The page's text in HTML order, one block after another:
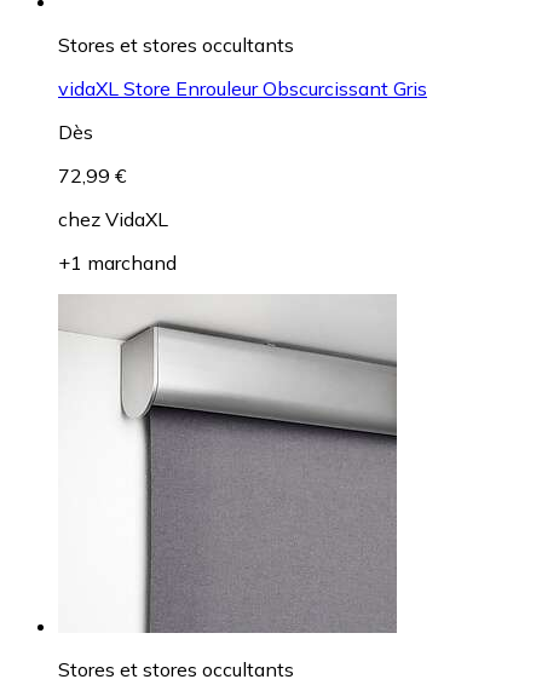
Stores et stores occultants
vidaXL Store Enrouleur Obscurcissant Gris
Dès
72,99 €
chez VidaXL
+1 marchand
Stores et stores occultants